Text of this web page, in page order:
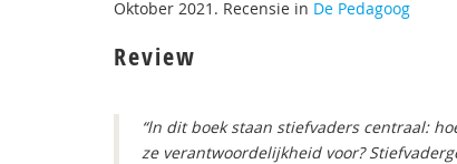
Oktober 2021. Recensie in De Pedagoog
Review
“ln dit boek staan stiefvaders centraal:
ze verantwoordelijkheid voor?